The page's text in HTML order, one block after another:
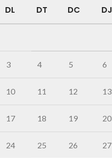
DL DT DC DJ
3 4 5 6
10 11 12 13
17 18 19 20
24 25 26 27